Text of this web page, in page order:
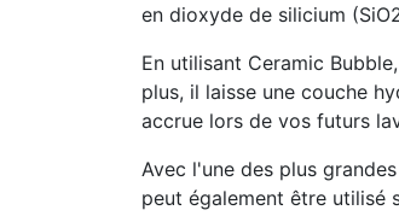
en dioxyde de silicium
En utilisant Ceramic
plus, il laisse une couche
accrue lors de vos futurs
Avec l'une des plus
peut également être utilisé